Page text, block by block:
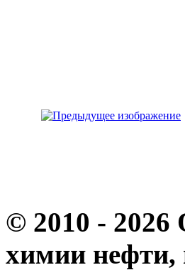
© 2010 - 2026
химии нефти,